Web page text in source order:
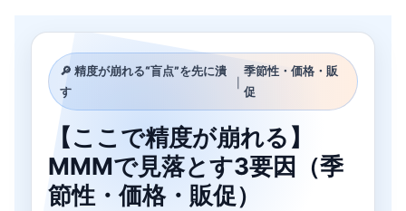
🔎 精度が崩れる“盲点”を先に潰
す
｜
季節性・価格・販
促
【ここで精度が崩れる】
MMMで見落とす3要因（季
節性・価格・販促）